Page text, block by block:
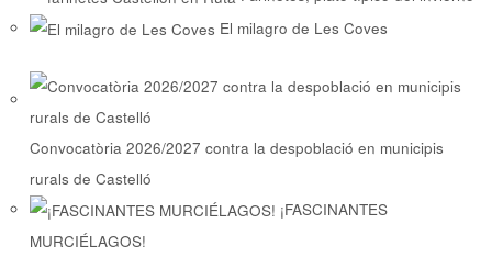
El milagro de Les Coves
Convocatòria 2026/2027 contra la despoblació en municipis
rurals de Castelló
¡FASCINANTES
MURCIÉLAGOS!